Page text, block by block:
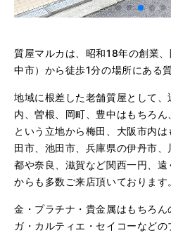
質屋マルカは、昭和18年の創業
中市）から徒歩1分の場所にある
地域に根差した老舗質屋として
内、曽根、岡町、豊中はもちろ
という立地から梅田、大阪市内
田市、池田市、兵庫県の伊丹市
都や奈良、滋賀など関西一円、
からも多数ご来店頂いております
金・プラチナ・貴金属はもちろ
ガ・カルティエ・セイコーなど